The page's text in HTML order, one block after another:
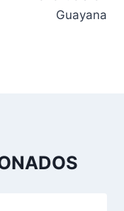
Guayana